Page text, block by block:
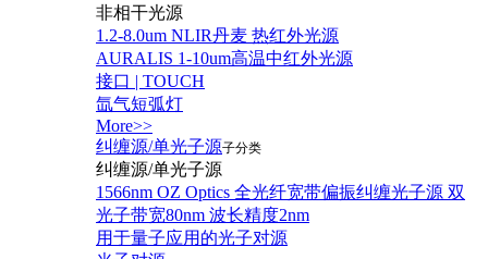
非相干光源
1.2-8.0um NLIR丹麦 热红外光源
AURALIS 1-10um高温中红外光源
接口 | TOUCH
氙气短弧灯
More>>
纠缠源/单光子源子分类
纠缠源/单光子源
1566nm OZ Optics 全光纤宽带偏振纠缠光子源 双
光子带宽80nm 波长精度2nm
用于量子应用的光子对源